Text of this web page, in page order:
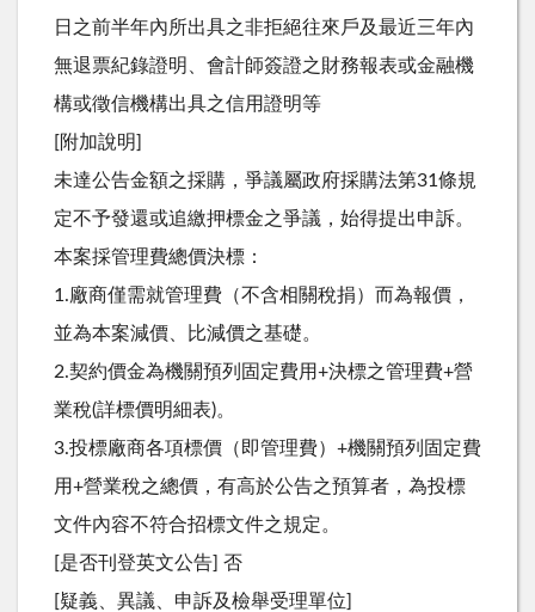
日之前半年內所出具之非拒絕往來戶及最近三年內
無退票紀錄證明、會計師簽證之財務報表或金融機
構或徵信機構出具之信用證明等
[附加說明]
未達公告金額之採購，爭議屬政府採購法第31條規
定不予發還或追繳押標金之爭議，始得提出申訴。
本案採管理費總價決標：
1.廠商僅需就管理費（不含相關稅捐）而為報價，
並為本案減價、比減價之基礎。
2.契約價金為機關預列固定費用+決標之管理費+營
業稅(詳標價明細表)。
3.投標廠商各項標價（即管理費）+機關預列固定費
用+營業稅之總價，有高於公告之預算者，為投標
文件內容不符合招標文件之規定。
[是否刊登英文公告] 否
[疑義、異議、申訴及檢舉受理單位]